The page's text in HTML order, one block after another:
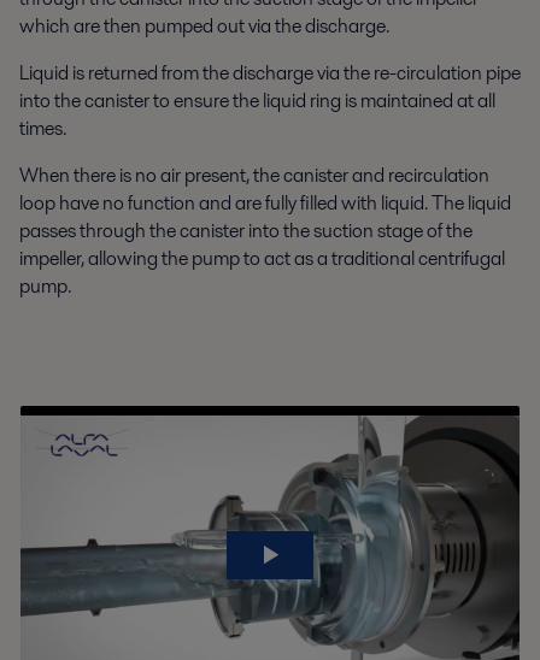
which are then pumped out via the discharge.
Liquid is returned from the discharge via the re-circulation pipe
into the canister to ensure the liquid ring is maintained at all
times.
When there is no air present, the canister and recirculation
loop have no function and are fully filled with liquid. The liquid
passes through the canister into the suction stage of the
impeller, allowing the pump to act as a traditional centrifugal
pump.